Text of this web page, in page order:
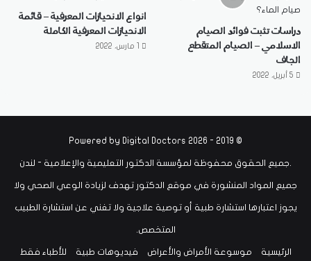
دراسات تثبت فوائد الصيام
الاسلامي – الصيام المتقطع
الجاف
5 أبريل، 2022
انواع الانحيازات المعرفية – قائمة
الانحيازات المعرفية الكاملة
© 2019 - 2026 Powered by
Digital Doctors
.جميع الحقوق محفوظة لمؤسسة الدكتور التعليمية والإعلامية - لندن
جميع المواد المنشورة في موقع الدكتور تهدف لزيادة الوعي الصحي ولا
يجوز اعتبارها استشارة طبية أو توصية علاجية ولا تغني عن استشارة الطبيب
المتخصص.
الرئيسية موسوعة الأمراض والأعراض فيديوهات طبية للأطباء فقط